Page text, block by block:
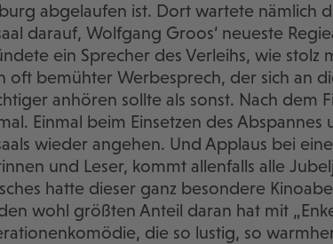
abgelaufen ist. Dort wartete nämlich
darauf, Wolfgang Groos‘ neueste
ein Sprecher des Verleihs, wie stolz
oft bemühter Werbesprech, der sich an
anhören sollte als sonst. Nach dem
Einmal beim Einsetzen des Abspannes
wieder angehen. Und Applaus bei
und Leser, kommt allenfalls alle
hatte dieser ganz besondere
wohl größten Anteil daran hat mit
die so lustig, so